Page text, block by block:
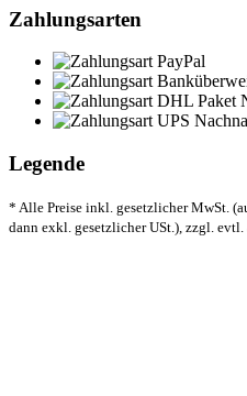
Zahlungsarten
Legende
* Alle Preise inkl. gesetzlicher MwSt.
dann exkl. gesetzlicher USt.), zzgl.